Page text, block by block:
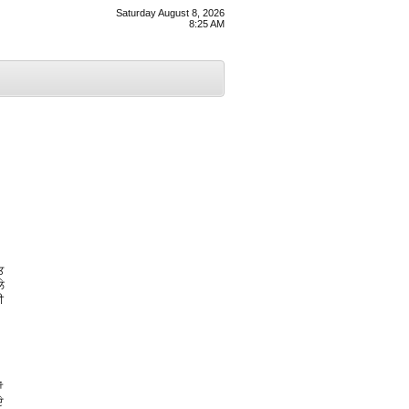
Saturday August 8, 2026
8:25 AM